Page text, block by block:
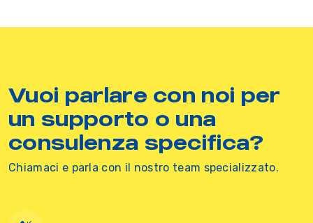
Vuoi parlare con noi per
un supporto o una
consulenza specifica?
Chiamaci e parla con il nostro team specializzato.